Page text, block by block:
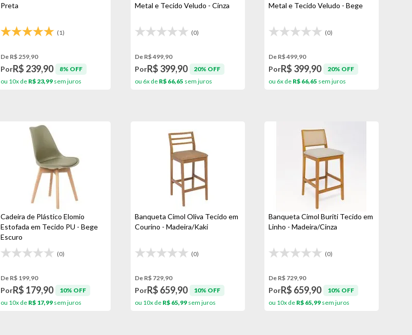
Preta
(1)
De R$ 259,90
PorR$ 239,90
8% OFF
ou 10x de R$ 23,99sem juros
Metal e Tecido Veludo - Cinza
(0)
De R$ 499,90
PorR$ 399,90
20% OFF
ou 6x de R$ 66,65 sem juros
Metal e Tecido Veludo - Bege
(0)
De R$ 499,90
PorR$ 399,90
20% OFF
ou 6x de R$ 66,65 sem juros
Cadeira de Plástico Elomio
Estofada em Tecido PU - Bege
Escuro
(0)
De R$ 199,90
PorR$ 179,90
10% OFF
ou 10x de R$ 17,99sem juros
Banqueta Cimol Oliva Tecido em
Courino - Madeira/Kaki
(0)
De R$ 729,90
PorR$ 659,90
10% OFF
ou 10x de R$ 65,99sem juros
Banqueta Cimol Buriti Tecido em
Linho - Madeira/Cinza
(0)
De R$ 729,90
PorR$ 659,90
10% OFF
ou 10x de R$ 65,99 sem juros